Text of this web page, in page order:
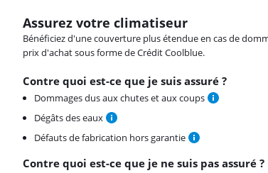
Assurez votre climatiseur
Bénéficiez d'une couverture plus étendue en cas de
prix d'achat sous forme de Crédit Coolblue.
Contre quoi est-ce que je suis assuré ?
Dommages dus aux chutes et aux coups
Dégâts des eaux
Défauts de fabrication hors garantie
Contre quoi est-ce que je ne suis pas assuré ?